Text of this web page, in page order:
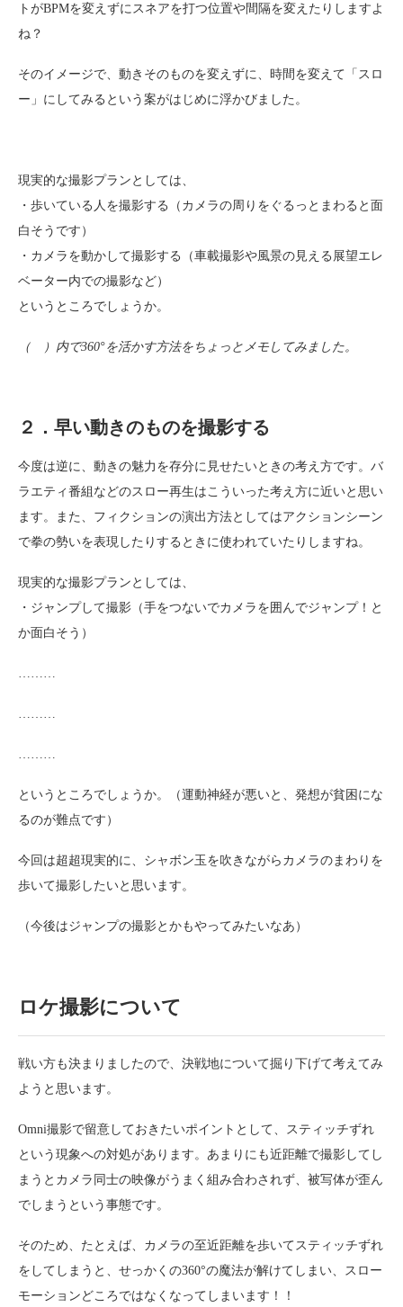
トがBPMを変えずにスネアを打つ位置や間隔を変えたりしますよ
ね？
そのイメージで、動きそのものを変えずに、時間を変えて「スロ
ー」にしてみるという案がはじめに浮かびました。
現実的な撮影プランとしては、
・歩いている人を撮影する（カメラの周りをぐるっとまわると面
白そうです）
・カメラを動かして撮影する（車載撮影や風景の見える展望エレ
ベーター内での撮影など）
というところでしょうか。
（ ）内で360°を活かす方法をちょっとメモしてみました。
２．早い動きのものを撮影する
今度は逆に、動きの魅力を存分に見せたいときの考え方です。バ
ラエティ番組などのスロー再生はこういった考え方に近いと思い
ます。また、フィクションの演出方法としてはアクションシーン
で拳の勢いを表現したりするときに使われていたりしますね。
現実的な撮影プランとしては、
・ジャンプして撮影（手をつないでカメラを囲んでジャンプ！と
か面白そう）
………
………
………
というところでしょうか。（運動神経が悪いと、発想が貧困にな
るのが難点です）
今回は超超現実的に、シャボン玉を吹きながらカメラのまわりを
歩いて撮影したいと思います。
（今後はジャンプの撮影とかもやってみたいなあ）
ロケ撮影について
戦い方も決まりましたので、決戦地について掘り下げて考えてみ
ようと思います。
Omni撮影で留意しておきたいポイントとして、スティッチずれ
という現象への対処があります。あまりにも近距離で撮影してし
まうとカメラ同士の映像がうまく組み合わされず、被写体が歪ん
でしまうという事態です。
そのため、たとえば、カメラの至近距離を歩いてスティッチずれ
をしてしまうと、せっかくの360°の魔法が解けてしまい、スロー
モーションどころではなくなってしまいます！！